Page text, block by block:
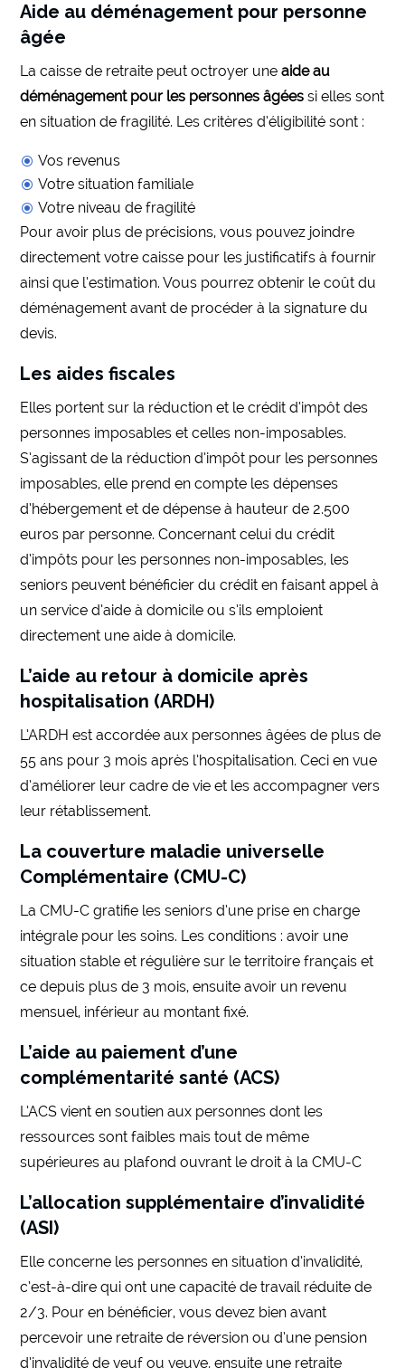
Aide au déménagement pour personne
âgée
La caisse de retraite peut octroyer uneaide au
déménagement pour les personnes âgées si elles sont
en situation de fragilité. Les critères d’éligibilité sont :
Vos revenus
Votre situation familiale
Votre niveau de fragilité
Pour avoir plus de précisions, vous pouvez joindre
directement votre caisse pour les justificatifs à fournir
ainsi que l’estimation. Vous pourrez obtenir le coût du
déménagement avant de procéder à la signature du
devis.
Les aides fiscales
Elles portent sur la réduction et le crédit d’impôt des
personnes imposables et celles non-imposables.
S’agissant de la réduction d’impôt pour les personnes
imposables, elle prend en compte les dépenses
d’hébergement et de dépense à hauteur de 2.500
euros par personne. Concernant celui du crédit
d’impôts pour les personnes non-imposables, les
seniors peuvent bénéficier du crédit en faisant appel à
un service d’aide à domicile ou s’ils emploient
directement une aide à domicile.
L’aide au retour à domicile après
hospitalisation (ARDH)
L’ARDH est accordée aux personnes âgées de plus de
55 ans pour 3 mois après l’hospitalisation. Ceci en vue
d’améliorer leur cadre de vie et les accompagner vers
leur rétablissement.
La couverture maladie universelle
Complémentaire (CMU-C)
La CMU-C gratifie les seniors d’une prise en charge
intégrale pour les soins. Les conditions : avoir une
situation stable et régulière sur le territoire français et
ce depuis plus de 3 mois, ensuite avoir un revenu
mensuel, inférieur au montant fixé.
L’aide au paiement d’une
complémentarité santé (ACS)
L’ACS vient en soutien aux personnes dont les
ressources sont faibles mais tout de même
supérieures au plafond ouvrant le droit à la CMU-C
L’allocation supplémentaire d’invalidité
(ASI)
Elle concerne les personnes en situation d’invalidité,
c’est-à-dire qui ont une capacité de travail réduite de
2/3. Pour en bénéficier, vous devez bien avant
percevoir une retraite de réversion ou d’une pension
d’invalidité de veuf ou veuve, ensuite une retraite